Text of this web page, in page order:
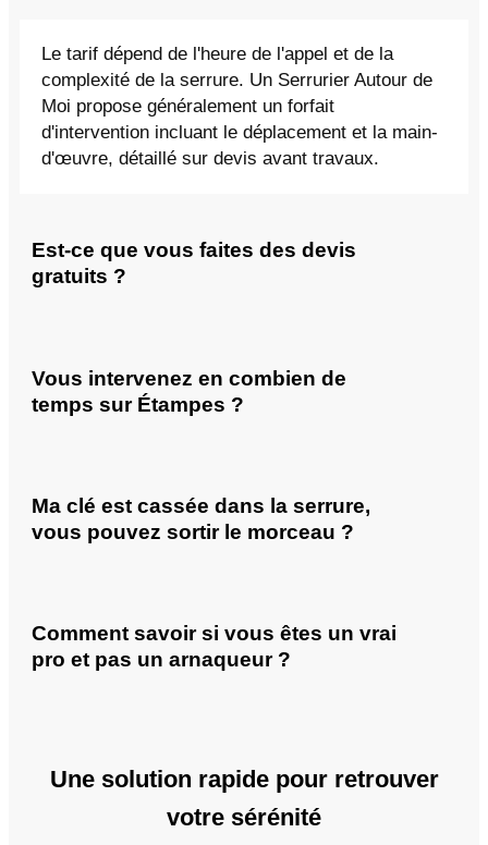
Le tarif dépend de l'heure de l'appel et de la
complexité de la serrure. Un Serrurier Autour de
Moi propose généralement un forfait
d'intervention incluant le déplacement et la main-
d'œuvre, détaillé sur devis avant travaux.
Est-ce que vous faites des devis
gratuits ?
Vous intervenez en combien de
temps sur Étampes ?
Ma clé est cassée dans la serrure,
vous pouvez sortir le morceau ?
Comment savoir si vous êtes un vrai
pro et pas un arnaqueur ?
Une solution rapide pour retrouver
votre sérénité